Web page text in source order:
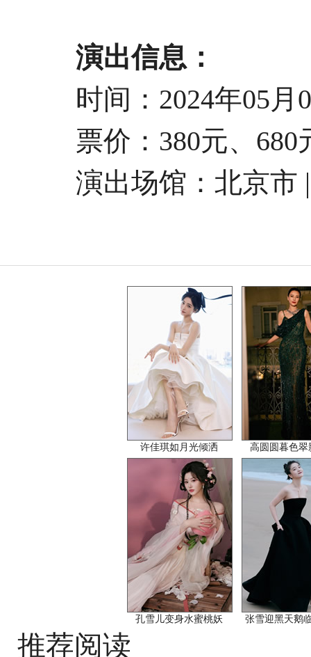
演出信息：
时间：2024年05月
票价：380元、680
演出场馆：北京市 |
许佳琪如月光倾洒 高圆圆暮色翠
孔雪儿变身水蜜桃妖 张雪迎黑天鹅
推荐阅读